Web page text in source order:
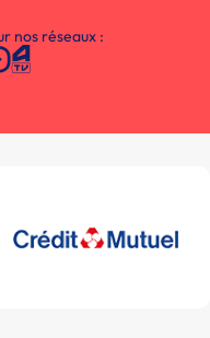
nos réseaux :